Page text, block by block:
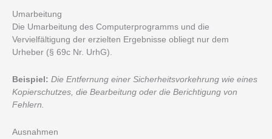
Umarbeitung
Die Umarbeitung des Computerprogramms und die
Vervielfältigung der erzielten Ergebnisse obliegt nur dem
Urheber (§ 69c Nr. UrhG).
Beispiel: Die Entfernung einer Sicherheitsvorkehrung wie eines
Kopierschutzes, die Bearbeitung oder die Berichtigung von
Fehlern.
Ausnahmen